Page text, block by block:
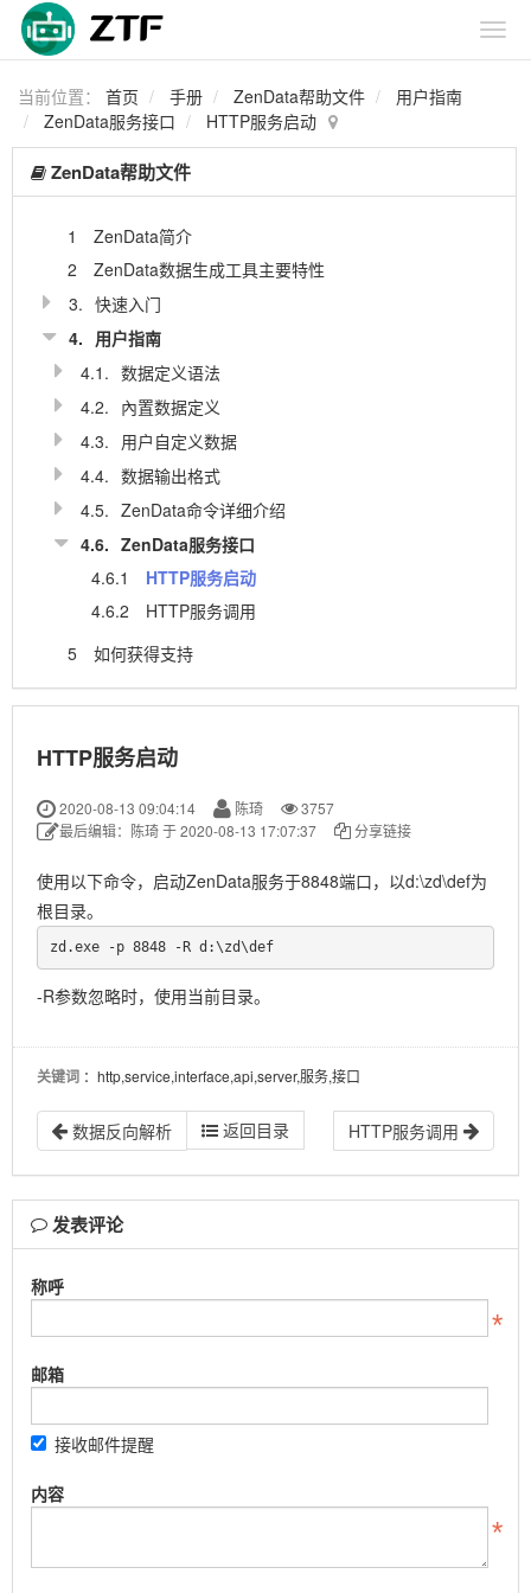
当前位置： 首页 手册 ZenData帮助文件
用户指南
ZenData服务接口
HTTP服务启动
ZenData帮助文件
1
ZenData简介
2
ZenData数据生成工具主要特性
3. 快速入门
4. 用户指南
4.1. 数据定义语法
4.2. 內置数据定义
4.3. 用户自定义数据
4.4. 数据输出格式
4.5. ZenData命令详细介绍
4.6. ZenData服务接口
4.6.1
HTTP服务启动
4.6.2
HTTP服务调用
5
如何获得支持
HTTP服务启动
2020-08-13 09:04:14 陈琦
3757
最后编辑：陈琦 于 2020-08-13 17:07:37
分享链接
使用以下命令，启动ZenData服务于8848端口，以d:\zd\def为
根目录。
zd.exe -p 8848 -R d:\zd\def
-R参数忽略时，使用当前目录。
关键词 ：http,service,interface,api,server,服务,接口
数据反向解析 返回目录 HTTP服务调用
发表评论
称呼
邮箱
接收邮件提醒
内容